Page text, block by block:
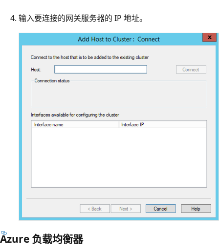
输入要连接的网关服务器的 IP 地址。
Azure 负载均衡器